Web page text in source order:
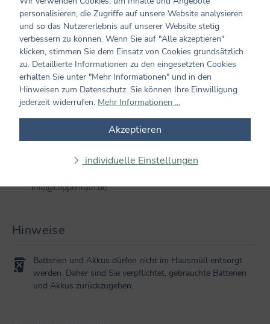
Produktinformationen
Altersempfehlung: ab 2 Jahren
Seiten: 10
Format: 16 x 16
Cover: Pappe
Ausstattung: mit Schieber und Sound
Hersteller und verantwortliche Person:
Hafenweg 30
info@coppenrath.de
Hinweise
Batterien und Akkus dürfen nicht im Hausmüll entsorgt
werden. Daher sind Sie verpflichtet, gebrauchte Batterien
und Akkus zurückzugeben.
personalisieren, die Zugriffe auf unsere Website analysieren
und so das Nutzererlebnis auf unserer Website stetig
verbessern zu können. Wenn Sie auf "Alle akzeptieren"
klicken, stimmen Sie dem Einsatz von Cookies grundsätzlich
zu. Detaillierte Informationen zu den eingesetzten Cookies
erhalten Sie unter "Mehr Informationen" und in den
Hinweisen zum Datenschutz. Sie können Ihre Einwilligung
jederzeit widerrufen. Mehr Informationen ...
Akzeptieren
individuelle Einstellungen